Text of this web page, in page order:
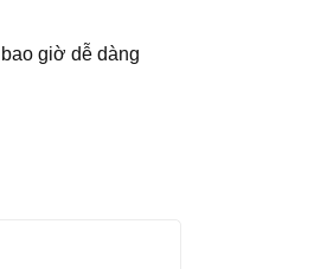
giờ dễ dàng